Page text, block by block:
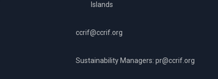
Islands
ccrif@ccrif.org
Sustainability Managers: pr@ccrif.org